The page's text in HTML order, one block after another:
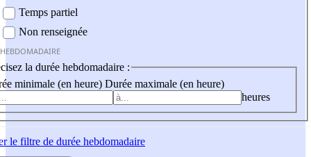
Temps partiel
Non renseignée
la durée hebdomadaire :
minimale (en heure) Durée maximale (en heure)
heures
le filtre de durée hebdomadaire